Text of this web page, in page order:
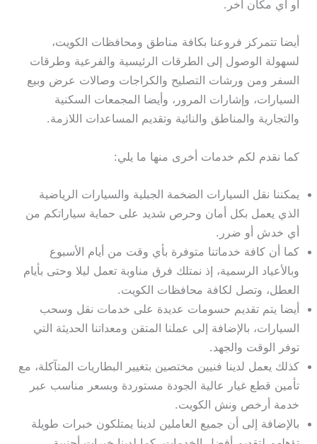
أو أي مكان آخر.
أيضا تتمركز فروعنا بكافة مناطق ومحافظات الكويت،
لسهولة الوصول إلى الطرقات الرئيسية والفرعية وطرقات
السفر ومن ورشات التصليح والكراجات وصالات عرض وبيع
السيارات، وإشارات المرور، وأيضا المجمعات السكنية
والتجارية والمناطق والنائية وتقديم المساعدات اللازمة.
كما نقدم لكم خدمات أخرى منها ما يلي:
يمكننا نقل السيارات الضخمة الجبلية والسيارات الرياضية
الذي يعمل بكل أمان وحرص شديد على حماية سياراتكم من
أي خدش أو ضرر.
كما أن كافة خدماتنا متوفرة بأي وقت من أيام الأسبوع
وبالأعياد الرسمية، إذ نمتلك فرق مناوبة تعمل ليلا وحتى بأيام
العطل، وتصل لكافة محافظات الكويت.
أيضا يتم تقديم حسومات عديدة على خدمات نقل وسحب
السيارات، بالإضافة إلى عملنا المتقن ومعداتنا الحديثة التي
توفر الوقت والجهد.
كذلك يعمل لدينا فنيين مختصين بتغيير البطاريات المتآكلة، مع
تأمين قطع غيار عالية الجودة مستوردة وبسعر مناسب عبر
خدمة أرخص ونش الكويت.
بالإضافة إلى أن جميع العاملين لدينا يمتلكون خبرات طويلة